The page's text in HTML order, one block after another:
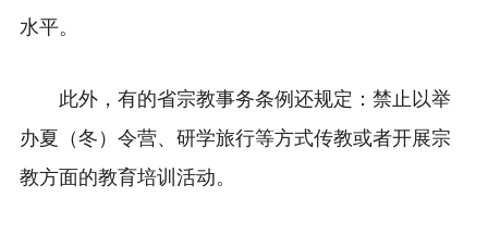
水平。
此外，有的省宗教事务条例还规定：禁止以举
办夏（冬）令营、研学旅行等方式传教或者开展宗
教方面的教育培训活动。